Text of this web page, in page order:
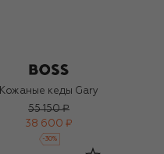
Кожаные кеды Gary
55 150 ₽
38 600 ₽
-30%